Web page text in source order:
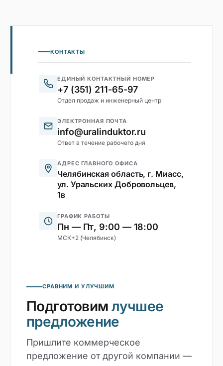
КОНТАКТЫ
ЕДИНЫЙ КОНТАКТНЫЙ НОМЕР
+7 (351) 211-65-97
Отдел продаж и инженерный центр
ЭЛЕКТРОННАЯ ПОЧТА
info@uralinduktor.ru
Ответ в течение рабочего дня
АДРЕС ГЛАВНОГО ОФИСА
Челябинская область, г. Миасс,
ул. Уральских Добровольцев,
1в
ГРАФИК РАБОТЫ
Пн — Пт, 9:00 — 18:00
МСК+2 (Челябинск)
СРАВНИМ И УЛУЧШИМ
Подготовим лучшее
предложение
Пришлите коммерческое
предложение от другой компании —